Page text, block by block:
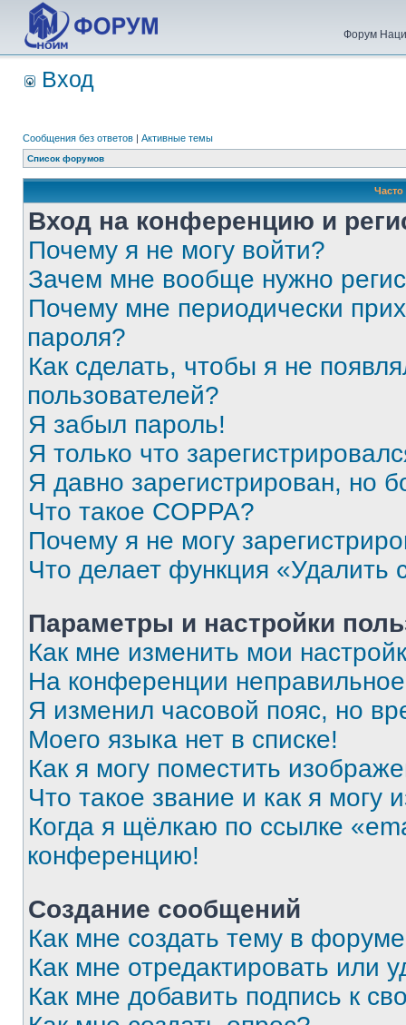
Форум
Вход
Сообщения без ответов | Активные темы
Список форумов
Вход на конференцию и
Почему я не могу войти?
Зачем мне вообще нужно
Почему мне периодически
пароля?
Как сделать, чтобы я не
пользователей?
Я забыл пароль!
Я только что
Я давно зарегистрирован, но
Что такое COPPA?
Почему я не могу
Что делает функция «Удалить
Параметры и настройки
Как мне изменить мои
На конференции
Я изменил часовой пояс, но
Моего языка нет в списке!
Как я могу поместить
Что такое звание и как я могу
Когда я щёлкаю по ссылке
конференцию!
Создание сообщений
Как мне создать тему в
Как мне отредактировать или
Как мне добавить подпись к